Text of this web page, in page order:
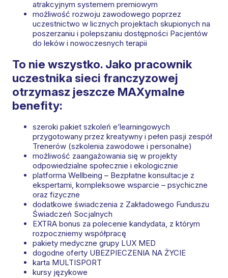
atrakcyjnym systemem premiowym
możliwość rozwoju zawodowego poprzez
uczestnictwo w licznych projektach skupionych na
poszerzaniu i polepszaniu dostępności Pacjentów
do leków i nowoczesnych terapii
To nie wszystko. Jako pracownik
uczestnika sieci franczyzowej
otrzymasz jeszcze MAXymalne
benefity:
szeroki pakiet szkoleń e’learningowych
przygotowany przez kreatywny i pełen pasji zespół
Trenerów (szkolenia zawodowe i personalne)
możliwość zaangażowania się w projekty
odpowiedzialne społecznie i ekologicznie
platforma Wellbeing – Bezpłatne konsultacje z
ekspertami, kompleksowe wsparcie – psychiczne
oraz fizyczne​
dodatkowe świadczenia z Zakładowego Funduszu
Świadczeń Socjalnych
EXTRA bonus za polecenie kandydata, z którym
rozpoczniemy współpracę
pakiety medyczne grupy LUX MED
dogodne oferty UBEZPIECZENIA NA ŻYCIE
karta MULTISPORT
kursy językowe